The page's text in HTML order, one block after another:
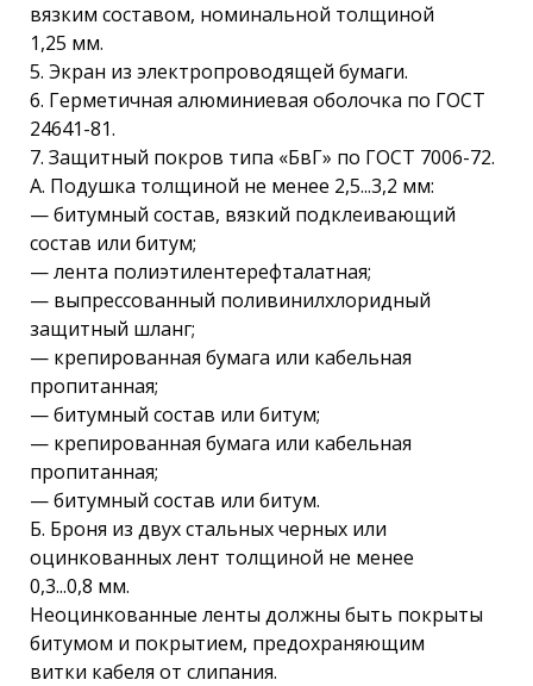
вязким составом, номинальной толщиной
1,25 мм.
5. Экран из электропроводящей бумаги.
6. Герметичная алюминиевая оболочка по ГОСТ
24641-81.
7. Защитный покров типа «БвГ» по ГОСТ 7006-72.
А. Подушка толщиной не менее 2,5...3,2 мм:
— битумный состав, вязкий подклеивающий
состав или битум;
— лента полиэтилентерефталатная;
— выпрессованный поливинилхлоридный
защитный шланг;
— крепированная бумага или кабельная
пропитанная;
— битумный состав или битум;
— крепированная бумага или кабельная
пропитанная;
— битумный состав или битум.
Б. Броня из двух стальных черных или
оцинкованных лент толщиной не менее
0,3...0,8 мм.
Неоцинкованные ленты должны быть покрыты
битумом и покрытием, предохраняющим
витки кабеля от слипания.